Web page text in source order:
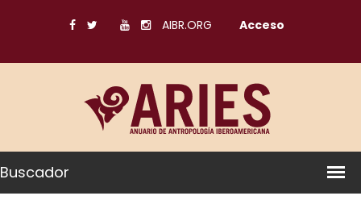
AIBR.ORG Acceso
Buscador